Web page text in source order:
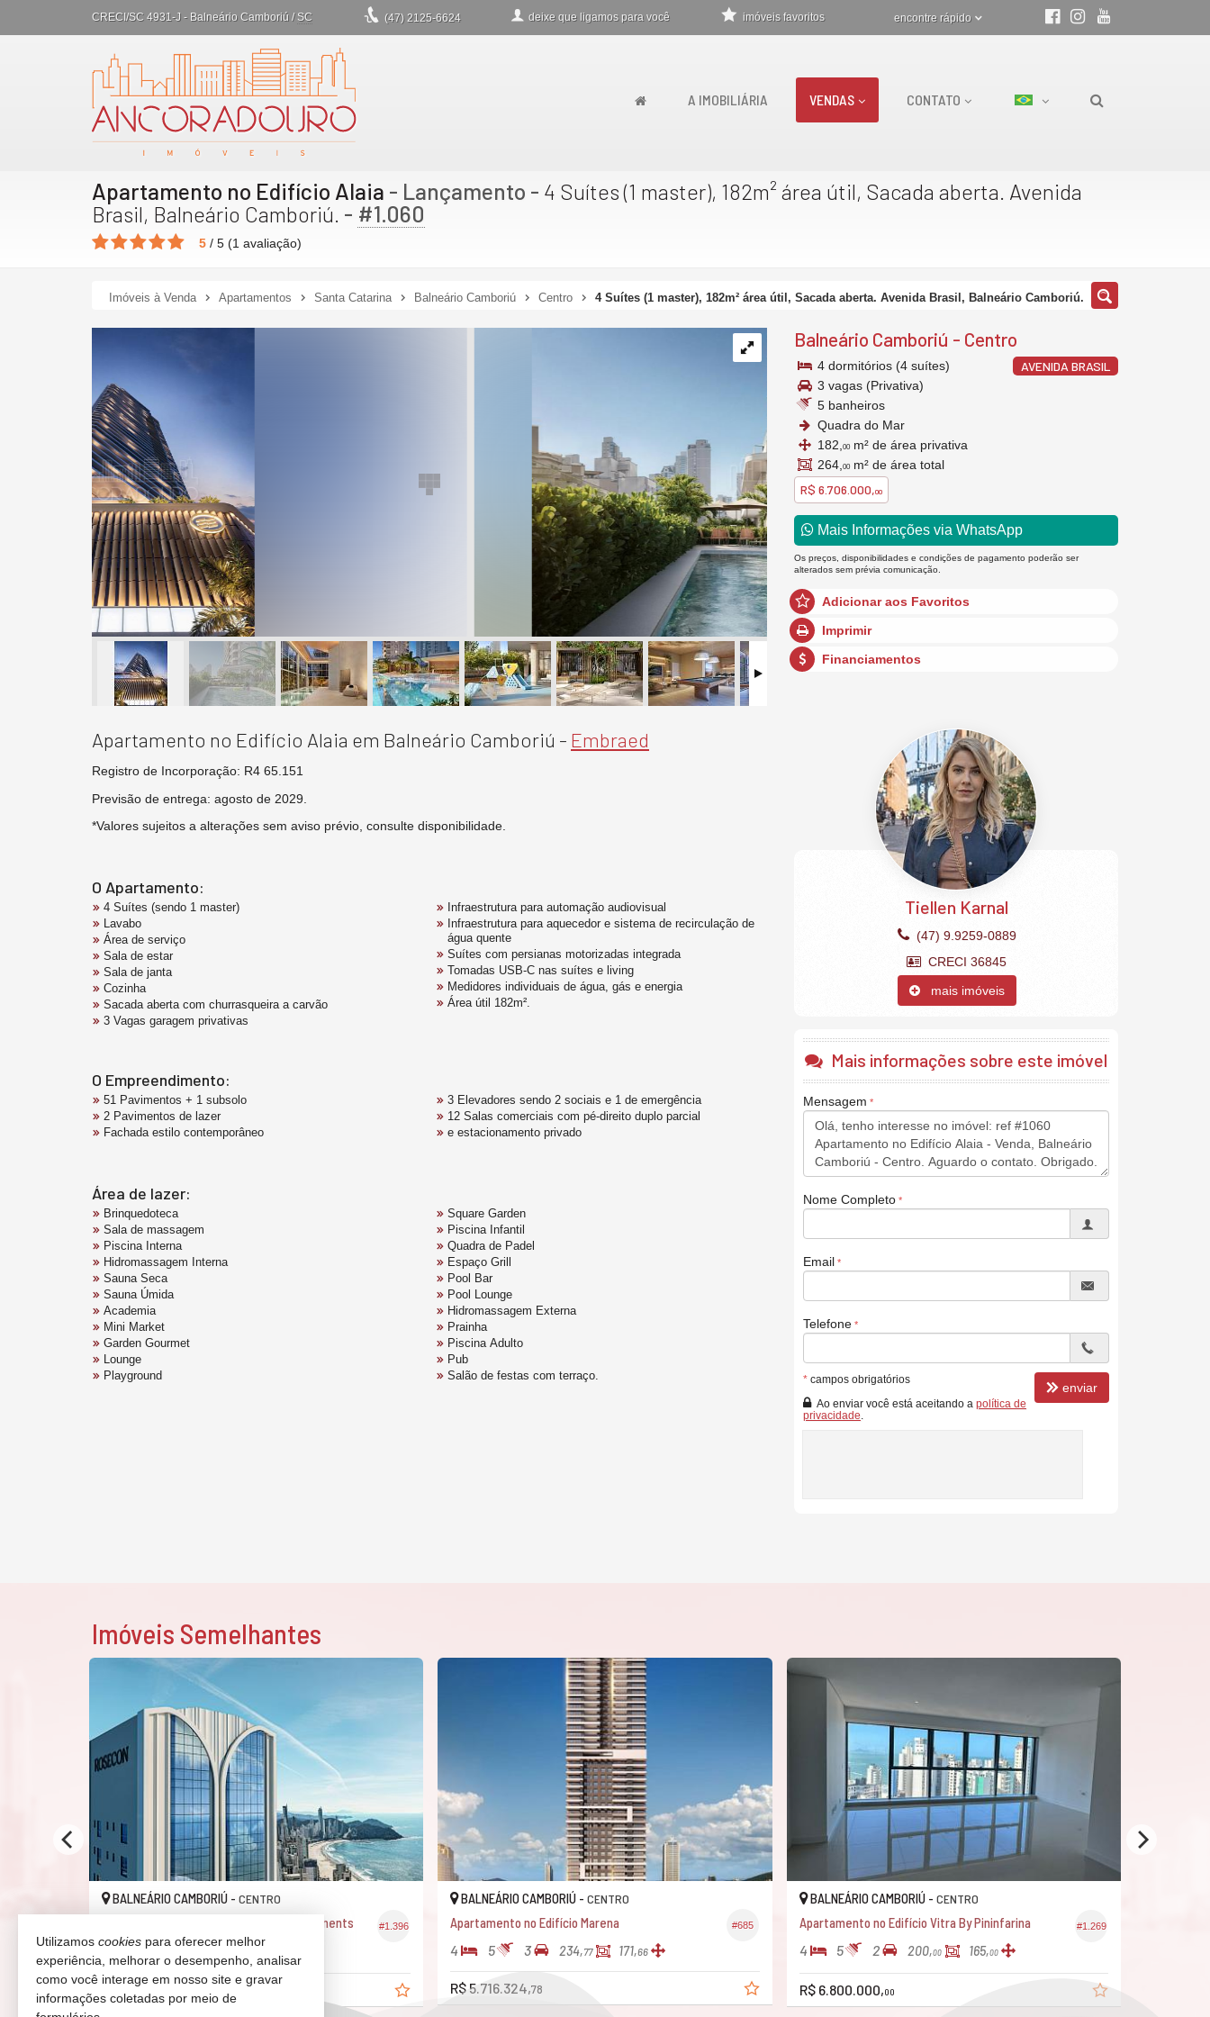
CRECI/SC 4931-J - Balneário Camboriú / SC (47) 2125-6624 deixe que ligamos para você encontre rápido
imóveis favoritos
A IMOBILIÁRIA VENDAS CONTATO
Apartamento no Edifício Alaia - Lançamento - 4 Suítes (1 master), 182m² área útil, Sacada aberta. Avenida
Brasil, Balneário Camboriú. - #1.060
5 / 5 (1 avaliação)
Imóveis à Venda Apartamentos Santa Catarina Balneário Camboriú Centro 4 Suítes (1 master), 182m² área útil, Sacada aberta. Avenida Brasil, Balneário Camboriú.
Balneário Camboriú - Centro
AVENIDA BRASIL
4 dormitórios (4 suítes)
3 vagas (Privativa)
5 banheiros
Quadra do Mar
182, 00 m² de área privativa
264, 00 m² de área total
R$ 6.706.000,00
Mais Informações via WhatsApp
Os preços, disponibilidades e condições de pagamento poderão ser
alterados sem prévia comunicação.
Adicionar aos Favoritos
Imprimir
Financiamentos
Apartamento no Edifício Alaia em Balneário Camboriú - Embraed
Registro de Incorporação: R4 65.151
Previsão de entrega: agosto de 2029.
*Valores sujeitos a alterações sem aviso prévio, consulte disponibilidade.
O Apartamento:
4 Suítes (sendo 1 master)
Lavabo
Área de serviço
Sala de estar
Sala de janta
Cozinha
Sacada aberta com churrasqueira a carvão
3 Vagas garagem privativas
Infraestrutura para automação audiovisual
Infraestrutura para aquecedor e sistema de recirculação de
água quente
Suítes com persianas motorizadas integrada
Tomadas USB-C nas suítes e living
Medidores individuais de água, gás e energia
Área útil 182m².
O Empreendimento:
51 Pavimentos + 1 subsolo
2 Pavimentos de lazer
Fachada estilo contemporâneo
3 Elevadores sendo 2 sociais e 1 de emergência
12 Salas comerciais com pé-direito duplo parcial
e estacionamento privado
Área de lazer:
Brinquedoteca
Sala de massagem
Piscina Interna
Hidromassagem Interna
Sauna Seca
Sauna Úmida
Academia
Mini Market
Garden Gourmet
Lounge
Playground
Square Garden
Piscina Infantil
Quadra de Padel
Espaço Grill
Pool Bar
Pool Lounge
Hidromassagem Externa
Prainha
Piscina Adulto
Pub
Salão de festas com terraço.
Tiellen Karnal
(47) 9.9259-0889
CRECI 36845
mais imóveis
Mais informações sobre este imóvel
Mensagem
Nome Completo
Email
Telefone
* campos obrigatórios
Ao enviar você está aceitando a política de
privacidade
enviar
Imóveis Semelhantes
#1.396
BALNEÁRIO CAMBORIÚ -CENTRO
Apartamento no Edifício Memorare Apartments
4 6 3 406, 221,
a partir de R$ 7.659.986,40
BALNEÁRIO CAMBORIÚ -CENTRO
Apartamento no Edifício Marena
5 3 234, 77 171, 66
R$ 5.716.324,78
#1.269
BALNEÁRIO CAMBORIÚ -CENTRO
Apartamento no Edifício Vitra By Pininfarina
5 2 200, 00 165, 00
R$ 6.800.000,00
Utilizamos cookies para oferecer melhor
experiência, melhorar o desempenho, analisar
como você interage em nosso site e gravar
informações coletadas por meio de